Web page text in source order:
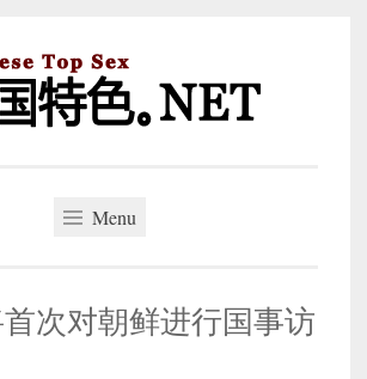
Menu
次对朝鲜进行国事访